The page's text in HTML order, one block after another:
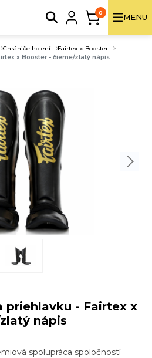
0
MENU
Chrániče holení
Fairtex x Booster
x Booster - čierne/zlatý nápis
priehlavku - Fairtex x
nápis
spolupráca spoločností